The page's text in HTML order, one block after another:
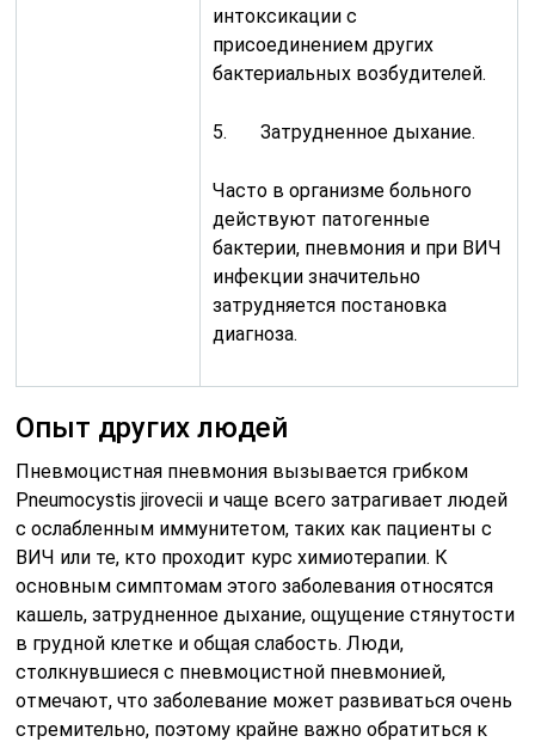
интоксикации с
присоединением других
бактериальных возбудителей.
5. Затрудненное дыхание.
Часто в организме больного
действуют патогенные
бактерии, пневмония и при ВИЧ
инфекции значительно
затрудняется постановка
диагноза.
Опыт других людей
Пневмоцистная пневмония вызывается грибком
Pneumocystis jirovecii и чаще всего затрагивает людей
с ослабленным иммунитетом, таких как пациенты с
ВИЧ или те, кто проходит курс химиотерапии. К
основным симптомам этого заболевания относятся
кашель, затрудненное дыхание, ощущение стянутости
в грудной клетке и общая слабость. Люди,
столкнувшиеся с пневмоцистной пневмонией,
отмечают, что заболевание может развиваться очень
стремительно, поэтому крайне важно обратиться к